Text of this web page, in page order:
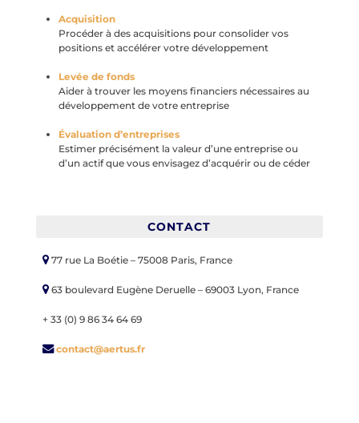
Acquisition
Procéder à des acquisitions pour consolider vos
positions et accélérer votre développement
Levée de fonds
Aider à trouver les moyens financiers nécessaires au
développement de votre entreprise
Évaluation d’entreprises
Estimer précisément la valeur d’une entreprise ou
d’un actif que vous envisagez d’acquérir ou de céder
CONTACT
77 rue La Boétie – 75008 Paris, France
63 boulevard Eugène Deruelle – 69003 Lyon, France
+ 33 (0) 9 86 34 64 69
contact@aertus.fr